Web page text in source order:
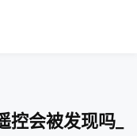
会被发现吗_